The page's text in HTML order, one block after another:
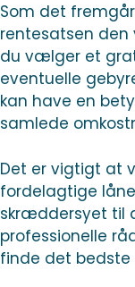
Som det
rentesatsen
du vælger et
eventuelle
kan have en
samlede
Det er vigtigt at
fordelagtige
skræddersyet til
professionelle
finde det bedste